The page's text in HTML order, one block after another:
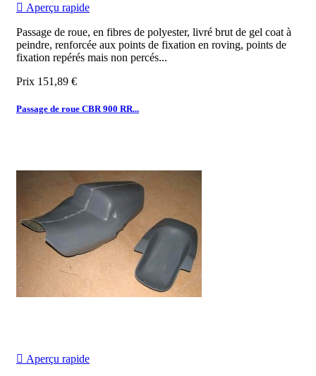
 Aperçu rapide
Passage de roue, en fibres de polyester, livré brut de gel coat à
peindre, renforcée aux points de fixation en roving, points de
fixation repérés mais non percés...
Prix 151,89 €
Passage de roue CBR 900 RR...
 Aperçu rapide